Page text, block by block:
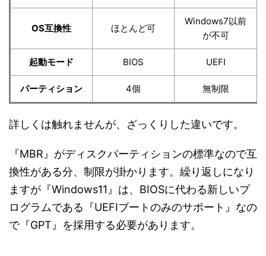
OS互換性 ほとんど可
Windows7以前
が不可
起動モード BIOS UEFI
パーティション 4個 無制限
詳しくは触れませんが、ざっくりした違いです。
『MBR』がディスクパーティションの標準なので互
換性がある分、制限が掛かります。繰り返しになり
ますが『Windows11』は、BIOSに代わる新しいプ
ログラムである『UEFIブートのみのサポート』なの
で『GPT』を採用する必要があります。